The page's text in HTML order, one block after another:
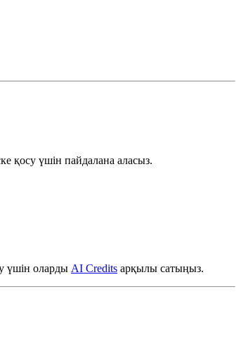
қосу үшін пайдалана аласыз.
үшін оларды AI Credits арқылы сатыңыз.